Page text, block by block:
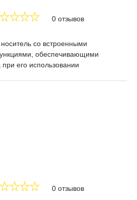
0 отзывов
со встроенными
обеспечивающими
его использовании
0 отзывов